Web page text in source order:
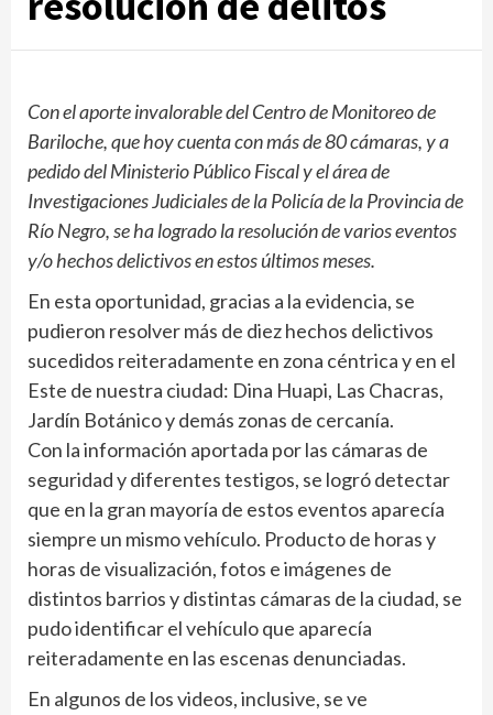
Con el aporte invalorable del Centro de Monitoreo de
Bariloche, que hoy cuenta con más de 80 cámaras, y a
pedido del Ministerio Público Fiscal y el área de
Investigaciones Judiciales de la Policía de la Provincia de
Río Negro, se ha logrado la resolución de varios eventos
y/o hechos delictivos en estos últimos meses.
En esta oportunidad, gracias a la evidencia, se
pudieron resolver más de diez hechos delictivos
sucedidos reiteradamente en zona céntrica y en el
Este de nuestra ciudad: Dina Huapi, Las Chacras,
Jardín Botánico y demás zonas de cercanía.
Con la información aportada por las cámaras de
seguridad y diferentes testigos, se logró detectar
que en la gran mayoría de estos eventos aparecía
siempre un mismo vehículo. Producto de horas y
horas de visualización, fotos e imágenes de
distintos barrios y distintas cámaras de la ciudad, se
pudo identificar el vehículo que aparecía
reiteradamente en las escenas denunciadas.
En algunos de los videos, inclusive, se ve